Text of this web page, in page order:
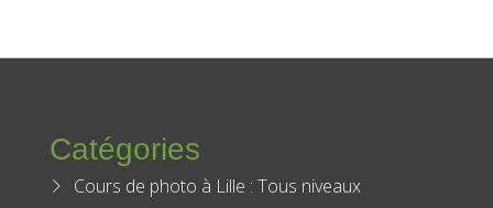
Cours de photo à Lille : Tous niveaux
Perfectionnement Photo : Toutes